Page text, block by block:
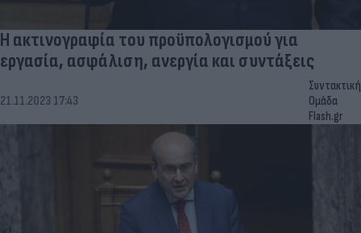
Η ακτινογραφία του προϋπολογισμού για
εργασία, ασφάλιση, ανεργία και συντάξεις
21.11.2023 17:43
Συντακτική
Ομάδα
Flash.gr